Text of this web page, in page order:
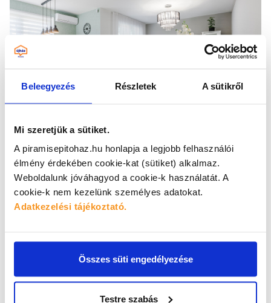
Beleegyezés Részletek A sütikről
Mi szeretjük a sütiket.
A piramisepitohaz.hu honlapja a legjobb felhasználói
élmény érdekében cookie-kat (sütiket) alkalmaz.
Weboldalunk jóváhagyod a cookie-k használatát. A
cookie-k nem kezelünk személyes adatokat.
Adatkezelési tájékoztató.
Összes süti engedélyezése
Testre szabás
Melegburkolat:
Montmelo Oak Silver (laminált parketta) MV857